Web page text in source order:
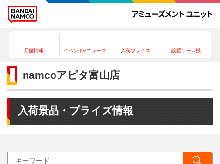
店舗情報 イベント&ニュース 入荷プライズ 設置ゲーム機
namcoアピタ富山店
入荷景品・プライズ情報